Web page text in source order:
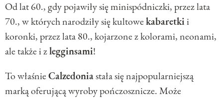
Od lat 60., gdy pojawiły się minispódniczki, przez lata
70., w których narodziły się kultowekabaretkii
koronki, przez lata 80., kojarzone z kolorami, neonami,
ale także i zlegginsami!
To właśnieCalzedoniastała się najpopularniejszą
marką oferującą wyroby pończosznicze. Może